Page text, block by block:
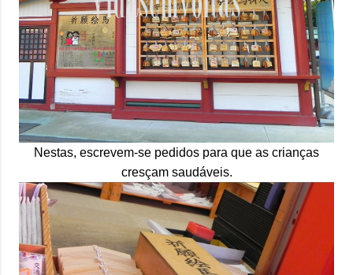
Nestas, escrevem-se pedidos para que as crianças
cresçam saudáveis.